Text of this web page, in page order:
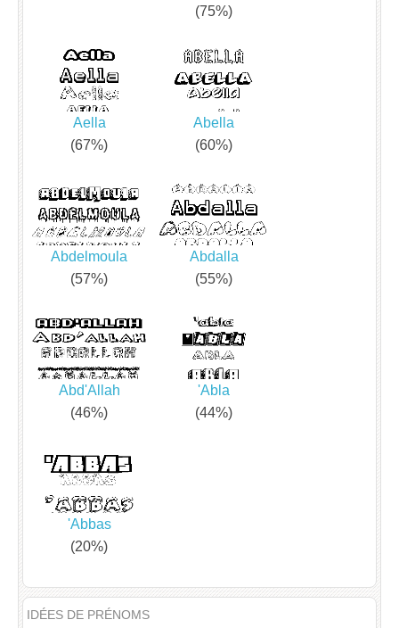
(75%)
Aella
(67%)
Abella
(60%)
Abdelmoula
(57%)
Abdalla
(55%)
Abd'Allah
(46%)
'Abla
(44%)
'Abbas
(20%)
IDÉES DE PRÉNOMS